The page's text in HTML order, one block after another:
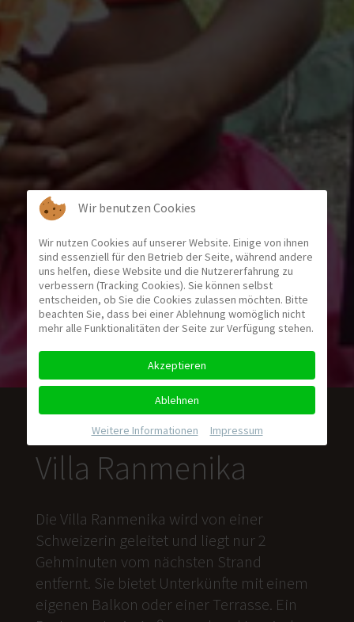
Villa Ranmenika
Die Villa Ranmenika wird von einer
Schweizerin geleitet und liegt nur 2
Gehminuten vom nächsten Strand
entfernt. Sie bietet Unterkünfte mit einem
eigenen Balkon oder einer Terrasse. Ein
Wir benutzen Cookies
Wir nutzen Cookies auf unserer Website. Einige von ihnen
sind essenziell für den Betrieb der Seite, während andere
uns helfen, diese Website und die Nutzererfahrung zu
verbessern (Tracking Cookies). Sie können selbst
entscheiden, ob Sie die Cookies zulassen möchten. Bitte
beachten Sie, dass bei einer Ablehnung womöglich nicht
mehr alle Funktionalitäten der Seite zur Verfügung stehen.
Akzeptieren
Ablehnen
Weitere Informationen Impressum